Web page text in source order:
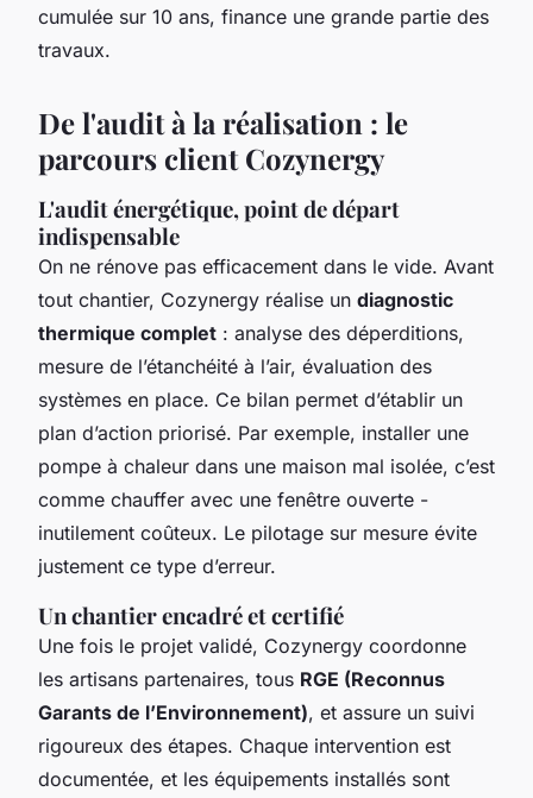
cumulée sur 10 ans, finance une grande partie des
travaux.
De l'audit à la réalisation : le
parcours client Cozynergy
L'audit énergétique, point de départ
indispensable
On ne rénove pas efficacement dans le vide. Avant
tout chantier, Cozynergy réalise un diagnostic
thermique complet : analyse des déperditions,
mesure de l’étanchéité à l’air, évaluation des
systèmes en place. Ce bilan permet d’établir un
plan d’action priorisé. Par exemple, installer une
pompe à chaleur dans une maison mal isolée, c’est
comme chauffer avec une fenêtre ouverte -
inutilement coûteux. Le pilotage sur mesure évite
justement ce type d’erreur.
Un chantier encadré et certifié
Une fois le projet validé, Cozynergy coordonne
les artisans partenaires, tous RGE (Reconnus
Garants de l’Environnement), et assure un suivi
rigoureux des étapes. Chaque intervention est
documentée, et les équipements installés sont